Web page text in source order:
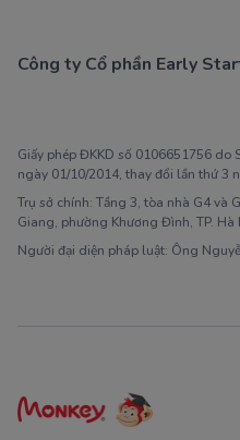
Công ty Cổ phần Early
Giấy phép ĐKKD số 0106651756 do
ngày 01/10/2014, thay đổi lần thứ 3
Trụ sở chính: Tầng 3, tòa nhà G4 và
Giang, phường Khương Đình, TP. Hà
Người đại diện pháp luật: Ông